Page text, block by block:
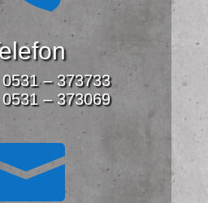
– 373733
– 373069